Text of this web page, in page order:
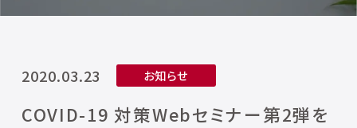
2020.03.23 お知らせ
COVID-19 対策Webセミナー第2弾を